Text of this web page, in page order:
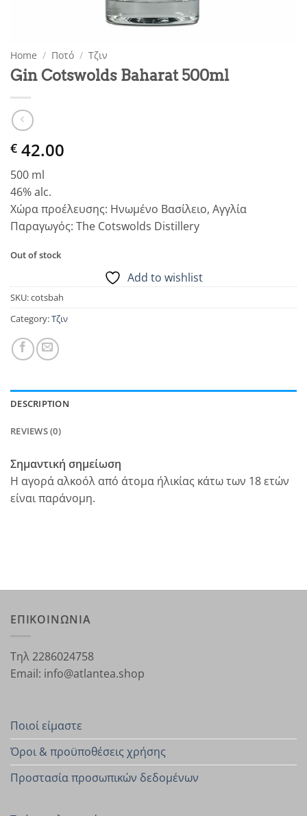
Home / Ποτό / Τζιν
Gin Cotswolds Baharat 500ml
€ 42.00
500 ml
46% alc.
Χώρα προέλευσης: Ηνωμένο Βασίλειο, Αγγλία
Παραγωγός: The Cotswolds Distillery
Out of stock
Add to wishlist
SKU:cotsbah
Category:Τζιν
DESCRIPTION
REVIEWS (0)
Σημαντική σημείωση
Η αγορά αλκοόλ από άτομα ήλικίας κάτω των 18 ετών
είναι παράνομη.
ΕΠΙΚΟΙΝΩΝΙΑ
Τηλ 2286024758
Email: info@atlantea.shop
Ποιοί είμαστε
Όροι & προϋποθέσεις χρήσης
Προστασία προσωπικών δεδομένων